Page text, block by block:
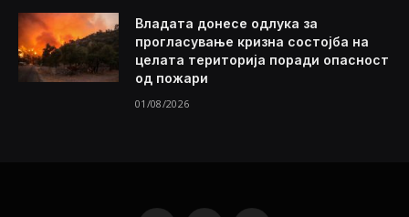
Владата донесе одлука за
прогласување кризна состојба на
целата територија поради опасност
од пожари
01/08/2026